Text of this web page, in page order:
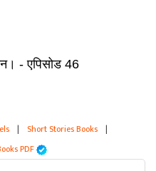
- एपिसोड 46
| Short Stories Books |
PDF